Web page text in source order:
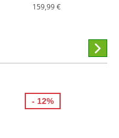
159,99 €
- 12%